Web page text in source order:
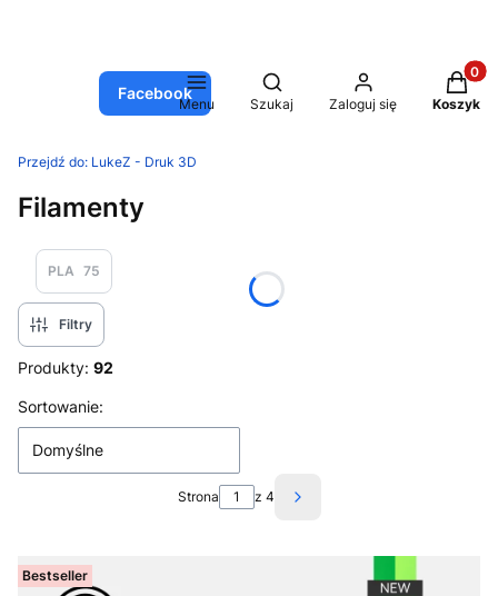
Facebook
Menu
Otwórz wyszukiwarkę
Szukaj Zaloguj się Koszyk
Przejdź do: LukeZ - Druk 3D
Filamenty
PLA 75
Filtry
Produkty: 92
Lista produktów
Sortowanie:
Domyślne
Strona z 4 Następne produkty
Bestseller